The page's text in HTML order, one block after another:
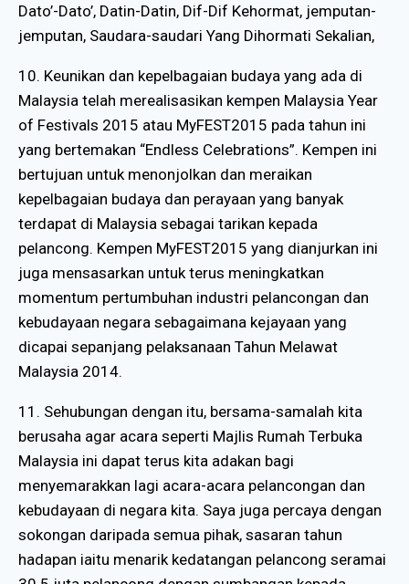
Dato’-Dato’, Datin-Datin, Dif-Dif Kehormat, jemputan-
jemputan, Saudara-saudari Yang Dihormati Sekalian,
10. Keunikan dan kepelbagaian budaya yang ada di
Malaysia telah merealisasikan kempen Malaysia Year
of Festivals 2015 atau MyFEST2015 pada tahun ini
yang bertemakan “Endless Celebrations”. Kempen ini
bertujuan untuk menonjolkan dan meraikan
kepelbagaian budaya dan perayaan yang banyak
terdapat di Malaysia sebagai tarikan kepada
pelancong. Kempen MyFEST2015 yang dianjurkan ini
juga mensasarkan untuk terus meningkatkan
momentum pertumbuhan industri pelancongan dan
kebudayaan negara sebagaimana kejayaan yang
dicapai sepanjang pelaksanaan Tahun Melawat
Malaysia 2014.
11. Sehubungan dengan itu, bersama-samalah kita
berusaha agar acara seperti Majlis Rumah Terbuka
Malaysia ini dapat terus kita adakan bagi
menyemarakkan lagi acara-acara pelancongan dan
kebudayaan di negara kita. Saya juga percaya dengan
sokongan daripada semua pihak, sasaran tahun
hadapan iaitu menarik kedatangan pelancong seramai